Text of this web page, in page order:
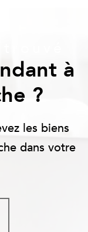
à
?
les biens
dans votre